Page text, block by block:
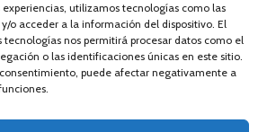
utilizamos tecnologías como las
o acceder a la información del dispositivo. El
nos permitirá procesar datos como el
o las identificaciones únicas en este sitio.
puede afectar negativamente a